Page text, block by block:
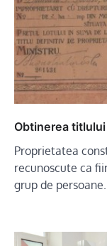
Obtinerea
Proprietatea
recunoscute ca
grup de